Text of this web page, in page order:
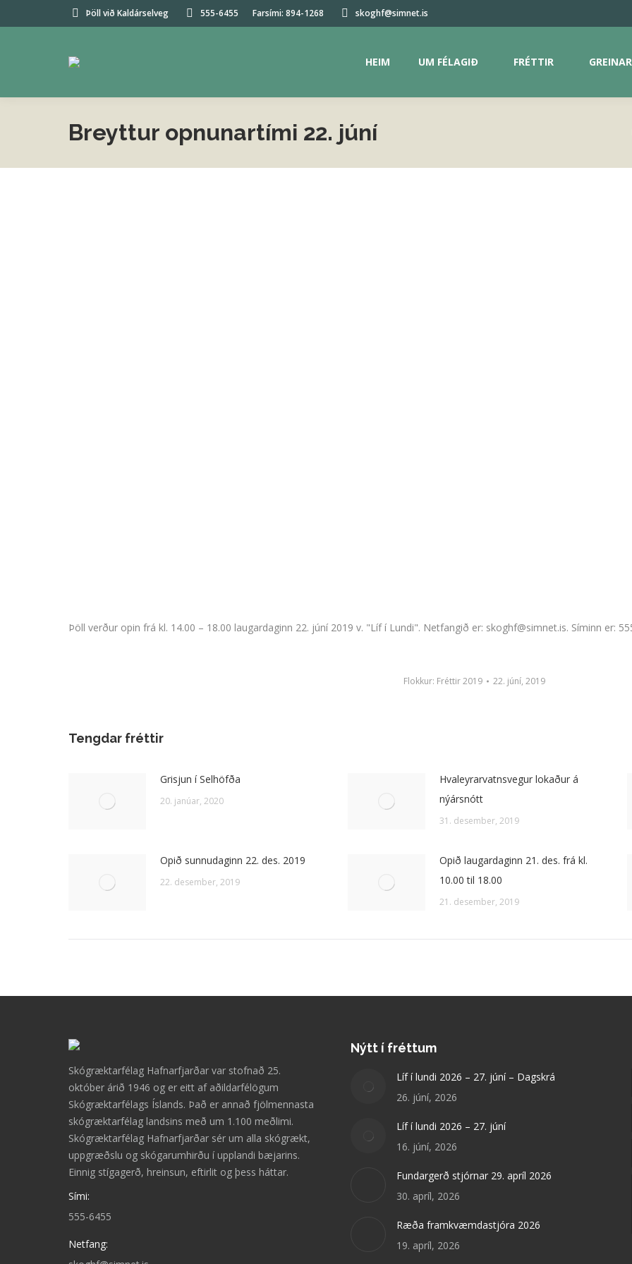
Þöll við Kaldárselveg 555-6455 Farsími: 894-1268 skoghf@simnet.is
HEIM UM FÉLAGIÐ FRÉTTIR GREINAR
Breyttur opnunartími 22. júní
Þöll verður opin frá kl. 14.00 – 18.00 laugardaginn 22. júní 2019 v. "Líf í Lundi". Netfangið er: skoghf@simnet.is. Síminn er:
Flokkur: Fréttir 2019 22. júní, 2019
Tengdar fréttir
Grisjun í Selhöfða
20. janúar, 2020
Hvaleyrarvatnsvegur lokaður á
nýársnótt
31. desember, 2019
Opið sunnudaginn 22. des. 2019
22. desember, 2019
Opið laugardaginn 21. des. frá kl.
10.00 til 18.00
21. desember, 2019
Skógræktarfélag Hafnarfjarðar var stofnað 25.
október árið 1946 og er eitt af aðildarfélögum
Skógræktarfélags Íslands. Það er annað fjölmennasta
skógræktarfélag landsins með um 1.100 meðlimi.
Skógræktarfélag Hafnarfjarðar sér um alla skógrækt,
uppgræðslu og skógarumhirðu í upplandi bæjarins.
Einnig stígagerð, hreinsun, eftirlit og þess háttar.
Sími:
555-6455
Netfang:
Nýtt í fréttum
Líf í lundi 2026 – 27. júní – Dagskrá
26. júní, 2026
Líf í lundi 2026 – 27. júní
16. júní, 2026
Fundargerð stjórnar 29. apríl 2026
30. apríl, 2026
Ræða framkvæmdastjóra 2026
19. apríl, 2026